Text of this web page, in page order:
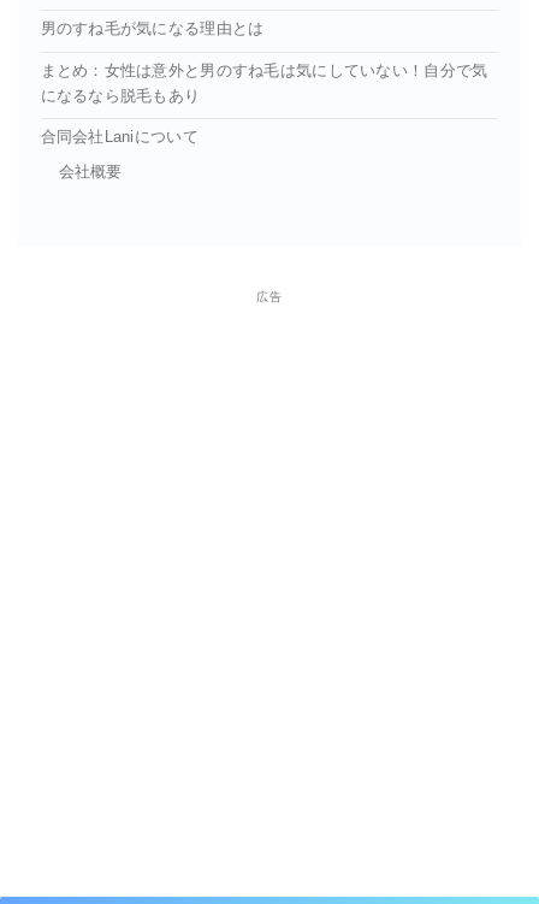
男のすね毛が気になる理由とは
まとめ：女性は意外と男のすね毛は気にしていない！自分で気
になるなら脱毛もあり
合同会社Laniについて
会社概要
広告